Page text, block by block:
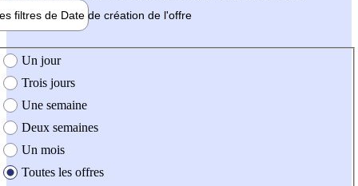
filtres de Date de création de l'offre
création de l'offre
Un jour
Trois jours
Une semaine
Deux semaines
Un mois
Toutes les offres